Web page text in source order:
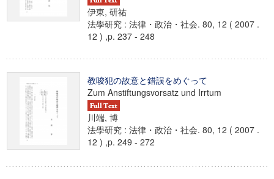
伊東, 研祐
法學研究 : 法律・政治・社会. 80, 12 ( 2007 .
12 ) ,p. 237 - 248
教唆犯の故意と錯誤をめぐって
Zum Anstiftungsvorsatz und Irrtum
川端, 博
法學研究 : 法律・政治・社会. 80, 12 ( 2007 .
12 ) ,p. 249 - 272